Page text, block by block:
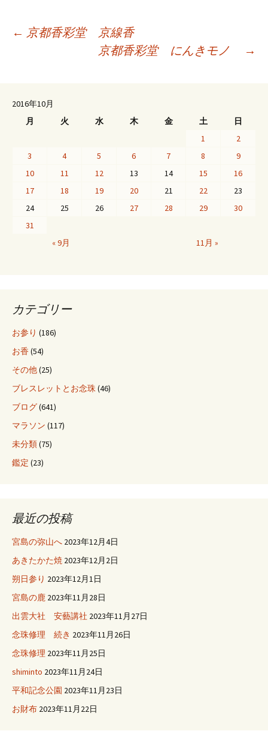
投
ナ
ビ
ゲ
ー
ョ
ン
← 京都香彩堂 京線香
京都香彩堂 にんきモノ
→
2016年10月
月
火 水 木 金 土
日
1
2
3
4 5 6 7 8
9
10
11 12 13 14 15
16
17
18 19 20 21 22
23
24
25 26 27 28 29
30
31
« 9月
11月 »
カテゴリー
お参り (186)
お香(54)
その他(25)
ブレスレットとお念珠(46)
ブログ(641)
マラソン (117)
未分類(75)
鑑定 (23)
最近の投稿
宮島の弥山へ 2023年12月4日
あきたかた焼 2023年12月2日
朔日参り 2023年12月1日
宮島の鹿 2023年11月28日
出雲大社 安藝講社 2023年11月27日
念珠修理 続き 2023年11月26日
念珠修理 2023年11月25日
shiminto 2023年11月24日
平和記念公園 2023年11月23日
お財布 2023年11月22日